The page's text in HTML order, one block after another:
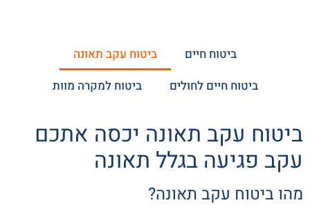
ביטוח חיים
ביטוח עקב תאונה
ביטוח חיים לחולים
ביטוח למקרה מוות
ביטוח עקב תאונה יכסה אתכם
עקב פגיעה בגלל תאונה
מהו ביטוח עקב תאונה?